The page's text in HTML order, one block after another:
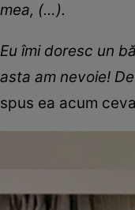
mea, (…).
Eu îmi doresc un
asta am nevoie!
spus ea acum